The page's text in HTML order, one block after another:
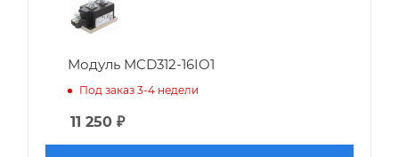
Модуль MCD312-16IO1
Под заказ 3-4 недели
11 250 ₽